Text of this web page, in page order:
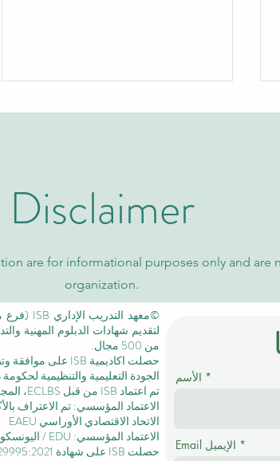
والتعليم العالي مع الجامعة
السويسرية الدولية
Disclaimer
are for informational purposes only and
organization.
لتقديم شهادات الدبلوم المهنية
من 500 مجال.
حصلت اكاديمية ISB على موافقة وتصريح من
الجودة التعليمية والتنظيمية
تم اعتماد ISB من قبل ECLBS،
الاتحاد الاقتصادي الأوراسي EAEU
الاعتماد المؤسسي: EDU / اليونسكو منظمة الأمم المتحدة للتربية والعلم والثقافة /
حصلت ISB على
شهادة ISO 29995:2021
الأسم
Email الإيميل